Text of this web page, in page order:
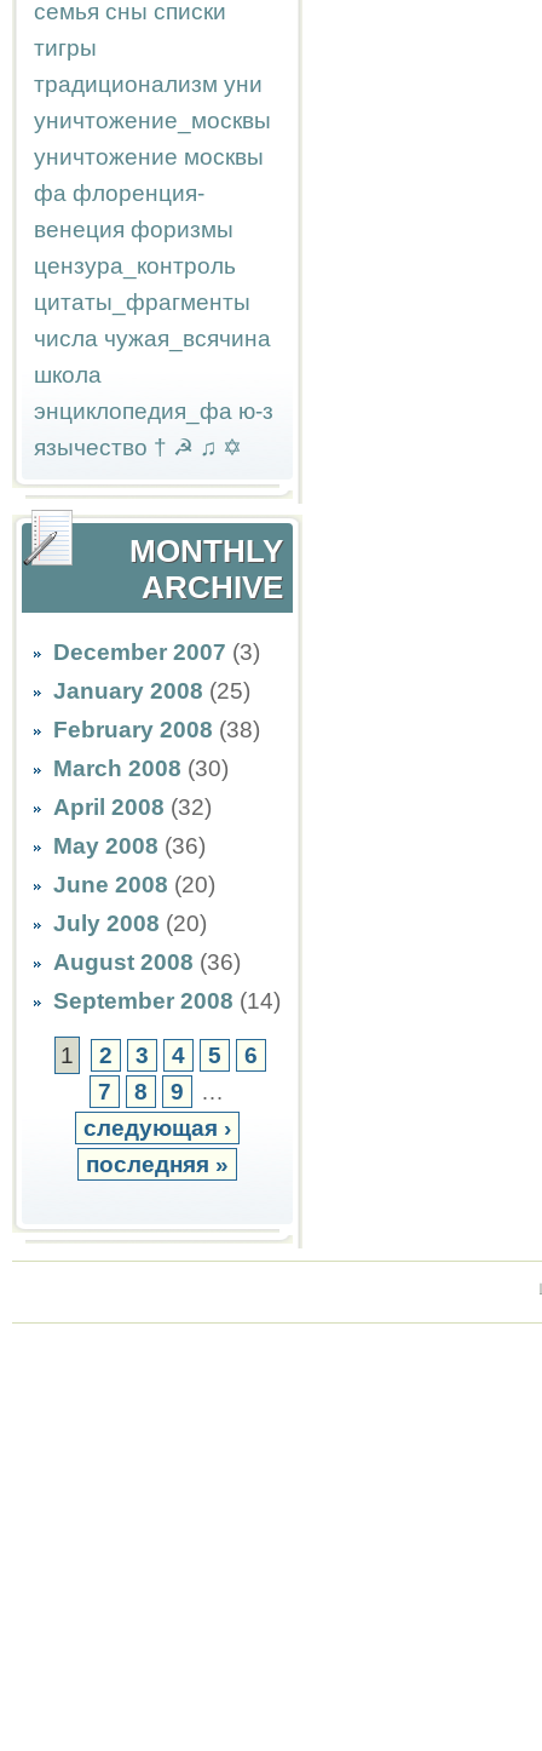
семья сны списки
тигры
традиционализм уни
уничтожение_москвы
уничтожение москвы
фа флоренция-
венеция форизмы
цензура_контроль
цитаты_фрагменты
числа чужая_всячина
школа
энциклопедия_фа ю-з
язычество † ☭ ♫ ✡
MONTHLY
ARCHIVE
December 2007 (3)
January 2008 (25)
February 2008 (38)
March 2008 (30)
April 2008 (32)
May 2008 (36)
June 2008 (20)
July 2008 (20)
August 2008 (36)
September 2008 (14)
1 2 3 4 5
6
7
8 9
…
следующая ›
последняя »